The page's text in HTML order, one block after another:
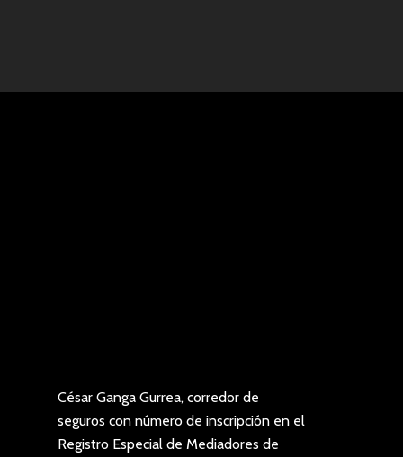
César Ganga Gurrea, corredor de
seguros con número de inscripción en el
Registro Especial de Mediadores de